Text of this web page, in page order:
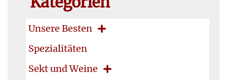
Unsere Besten
Spezialitäten
Sekt und Weine